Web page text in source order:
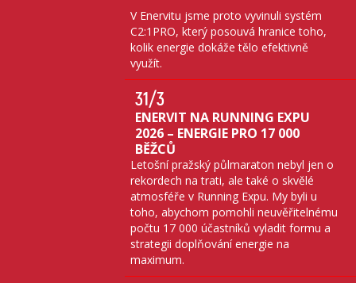
V Enervitu jsme proto vyvinuli systém
C2:1PRO, který posouvá hranice toho,
kolik energie dokáže tělo efektivně
využít.
31/3
ENERVIT NA RUNNING EXPU
2026 – ENERGIE PRO 17 000
BĚŽCŮ
Letošní pražský půlmaraton nebyl jen o
rekordech na trati, ale také o skvělé
atmosféře v Running Expu. My byli u
toho, abychom pomohli neuvěřitelnému
počtu 17 000 účastníků vyladit formu a
strategii doplňování energie na
maximum.